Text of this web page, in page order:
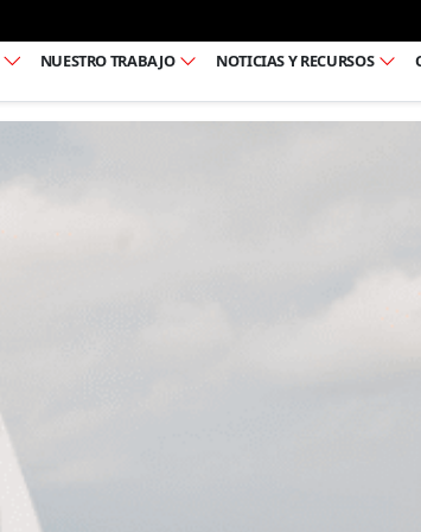
NUESTRO TRABAJO NOTICIAS Y RECURSOS